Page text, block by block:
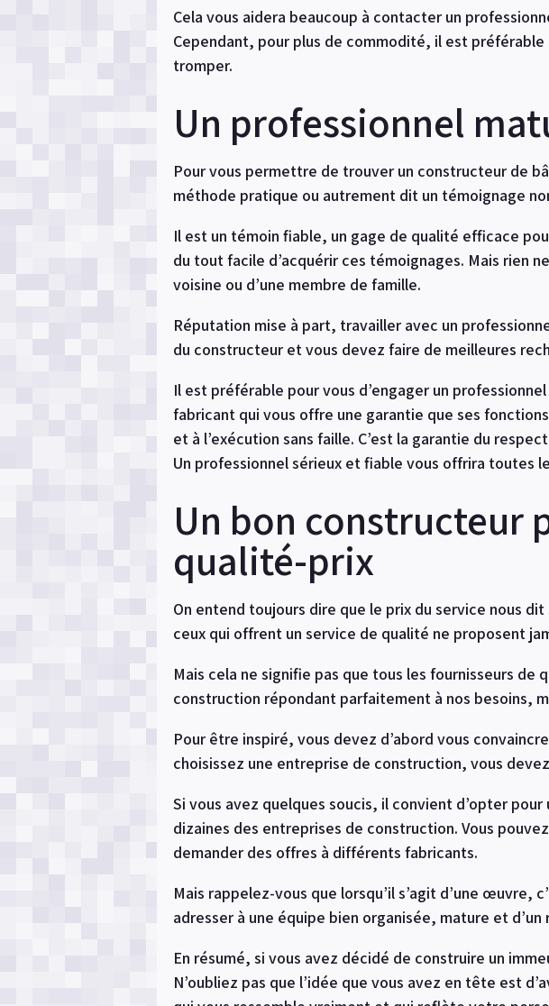
Cela vous aidera beaucoup à contacter un
Cependant, pour plus de commodité, il est
tromper.
Un professionnel
Pour vous permettre de trouver un constructeur de
méthode pratique ou autrement dit un témoignage
Il est un témoin fiable, un gage de qualité efficace
du tout facile d’acquérir ces témoignages. Mais rien
voisine ou d’une membre de famille.
Réputation mise à part, travailler avec un
du constructeur et vous devez faire de meilleures
Il est préférable pour vous d’engager un
fabricant qui vous offre une garantie que ses
et à l’exécution sans faille. C’est la garantie du
Un professionnel sérieux et fiable vous offrira toutes
Un bon constructeur
qualité-prix
On entend toujours dire que le prix du service nous dit
ceux qui offrent un service de qualité ne proposent
Mais cela ne signifie pas que tous les fournisseurs
construction répondant parfaitement à nos besoins,
Pour être inspiré, vous devez d’abord vous
choisissez une entreprise de construction, vous
Si vous avez quelques soucis, il convient d’opter
dizaines des entreprises de construction. Vous
demander des offres à différents fabricants.
Mais rappelez-vous que lorsqu’il s’agit d’une œuvre,
adresser à une équipe bien organisée, mature et
En résumé, si vous avez décidé de construire un
N’oubliez pas que l’idée que vous avez en tête est